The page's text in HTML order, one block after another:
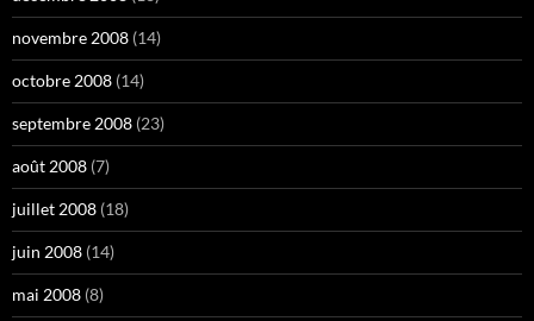
novembre 2008 (14)
octobre 2008 (14)
septembre 2008 (23)
août 2008 (7)
juillet 2008 (18)
juin 2008 (14)
mai 2008 (8)